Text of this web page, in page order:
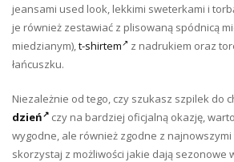
jeansami used look, lekkimi sweterkami i
je również zestawiać z plisowaną spódnicą
miedzianym),t-shirtem
z nadrukiem oraz
łańcuszku.
Niezależnie od tego, czy szukasz szpilek do
dzień
czy na bardziej oficjalną okazję,
wygodne, ale również zgodne z
skorzystaj z możliwości jakie dają sezonowe